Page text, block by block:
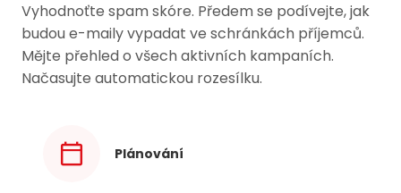
Vyhodnoťte spam skóre. Předem se podívejte, jak
budou e-maily vypadat ve schránkách příjemců.
Mějte přehled o všech aktivních kampaních.
Načasujte automatickou rozesílku.
Plánování